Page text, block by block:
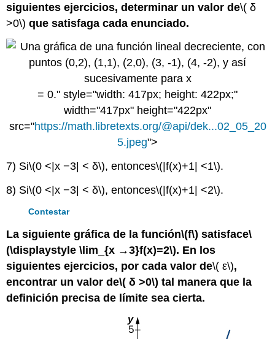
siguientes ejercicios, determinar un valor de\( δ
>0\) que satisfaga cada enunciado.
= 0." style="width: 417px; height: 422px;"
width="417px" height="422px"
src="https://math.libretexts.org/@api/dek...02_05_20
5.jpeg">
7) Si\(0 <|x −3| < δ\), entonces\(|f(x)+1| <1\).
8) Si\(0 <|x −3| < δ\), entonces\(|f(x)+1| <2\).
Contestar
La siguiente gráfica de la función\(f\) satisface\
(\displaystyle \lim_{x →3}f(x)=2\). En los
siguientes ejercicios, por cada valor de\( ε\),
encontrar un valor de\( δ >0\) tal manera que la
definición precisa de límite sea cierta.